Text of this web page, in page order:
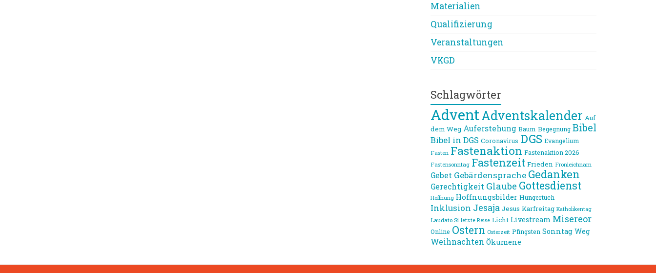
Materialien
Qualifizierung
Veranstaltungen
VKGD
Schlagwörter
AdventAdventskalender Auf
dem Weg Auferstehung Baum Begegnung Bibel
Bibel in DGS Coronavirus DGS Evangelium
Fasten Fastenaktion Fastenaktion 2026
Fastensonntag Fastenzeit Frieden Fronleichnam
Gebet Gebärdensprache Gedanken
Gerechtigkeit Glaube Gottesdienst
Hoffnung Hoffnungsbilder Hungertuch
Inklusion Jesaja Jesus Karfreitag Katholikentag
Laudato Si letzte Reise Licht Livestream Misereor
Online Ostern Osterzeit Pfingsten Sonntag Weg
Weihnachten Ökumene